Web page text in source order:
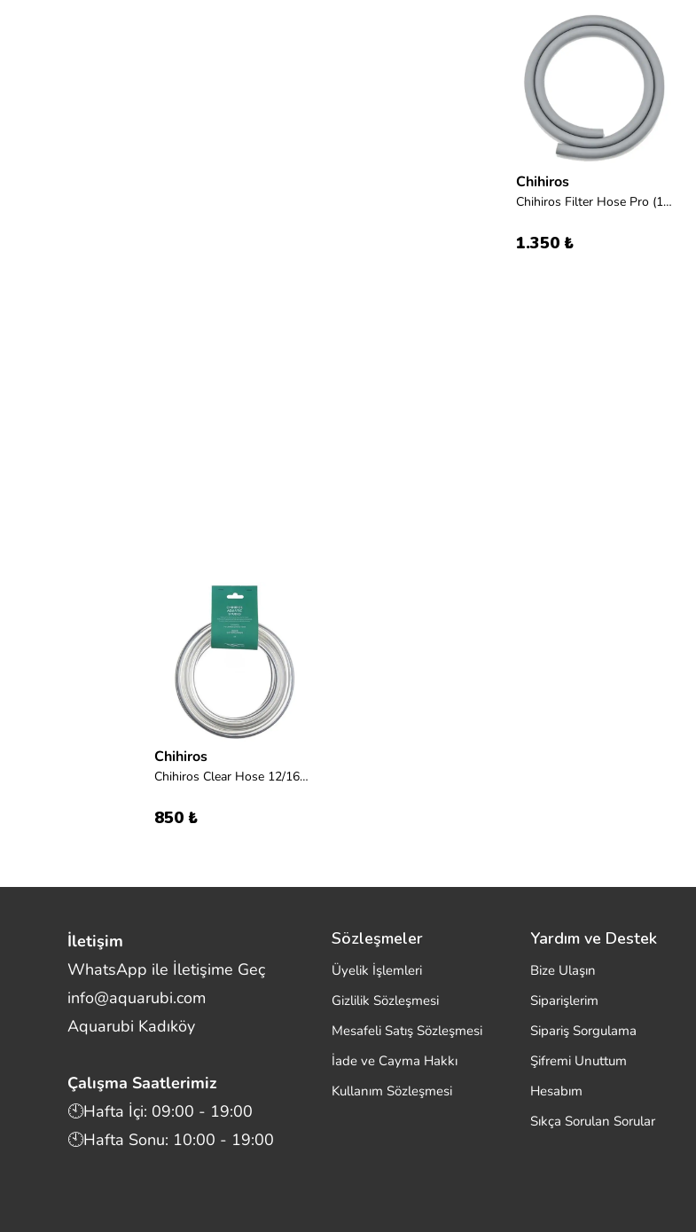
Chihiros
Chihiros Filter Hose Pro (12-16mm)
1.350 ₺
Chihiros
Chihiros Clear Hose 12/16mm 3m (dış filtre hortumu)
850 ₺
Sözleşmeler
Üyelik İşlemleri
Gizlilik Sözleşmesi
Mesafeli Satış Sözleşmesi
İade ve Cayma Hakkı
Kullanım Sözleşmesi
Yardım ve Destek
Bize Ulaşın
Siparişlerim
Sipariş Sorgulama
Şifremi Unuttum
Hesabım
Sıkça Sorulan Sorular
İletişim
WhatsApp ile İletişime Geç
info@aquarubi.com
Aquarubi Kadıköy
Çalışma Saatlerimiz
🕙Hafta İçi: 09:00 - 19:00
🕙Hafta Sonu: 10:00 - 19:00
Merhaba! Size nasıl yardımcı
olabilirim?
İletişim
Bilgi